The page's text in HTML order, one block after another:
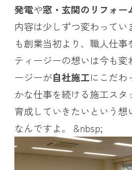
発電や窓・玄関のリフォー
内容は少しずつ変わってい
も創業当初より、職人仕事
ティージーの想いは今も変
ージーが自社施工にこだわ
かな仕事を続ける施工スタ
育成していきたいという想
なんですよ。 &nbsp;